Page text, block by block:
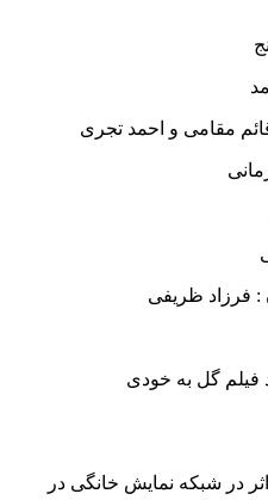
مقامی و احمد تجری
: فرزاد ظریفی
در شبکه نمایش خانگی در